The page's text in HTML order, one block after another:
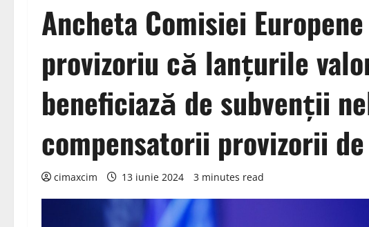
Ancheta Comisiei
provizoriu că lanțurile
beneficiază de subvenții
compensatorii provizorii
cimaxcim 13 iunie 2024 3 minutes read